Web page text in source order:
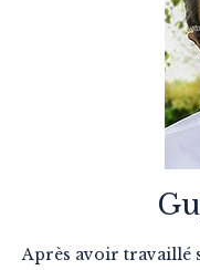
Après avoir travaillé